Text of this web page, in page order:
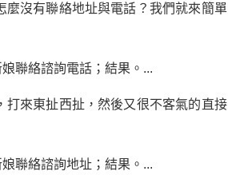
沒有聯絡地址與電話？我們就來簡單
聯絡諮詢電話；結果。...
來東扯西扯，然後又很不客氣的直接
聯絡諮詢地址；結果。...